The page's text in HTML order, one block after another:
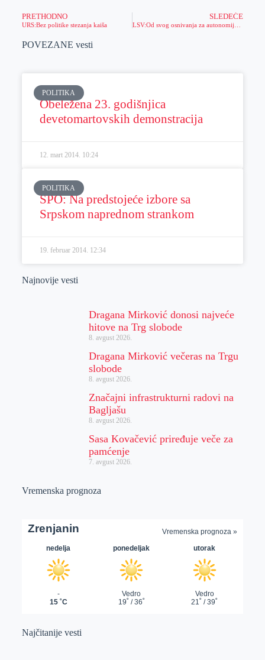
PRETHODNO
URS:Bez politike stezanja kaiša
SLEDEĆE
POVEZANE vesti
POLITIKA
Obeležena 23. godišnjica
devetomartovskih demonstracija
12. mart 2014. 10:24
POLITIKA
SPO: Na predstojeće izbore sa
Srpskom naprednom strankom
19. februar 2014. 12:34
Najnovije vesti
Dragana Mirković donosi najveće
hitove na Trg slobode
8. avgust 2026.
Dragana Mirković večeras na Trgu
slobode
8. avgust 2026.
Značajni infrastrukturni radovi na
Bagljašu
8. avgust 2026.
Sasa Kovačević priređuje veče za
pamćenje
7. avgust 2026.
Vremenska prognoza
Najčitanije vesti